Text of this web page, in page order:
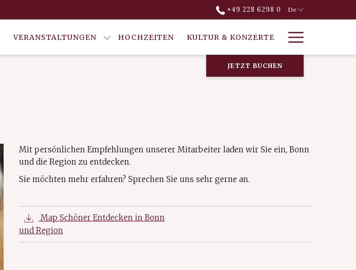
+49 228 6298 0 De
VERANSTALTUNGEN HOCHZEITEN KULTUR & KONZERTE
Menu
JETZT BUCHEN
Mit persönlichen Empfehlungen unserer Mitarbeiter laden wir Sie ein, Bonn
und die Region zu entdecken.
Sie möchten mehr erfahren? Sprechen Sie uns sehr gerne an.
Map Schöner Entdecken in Bonn
und Region